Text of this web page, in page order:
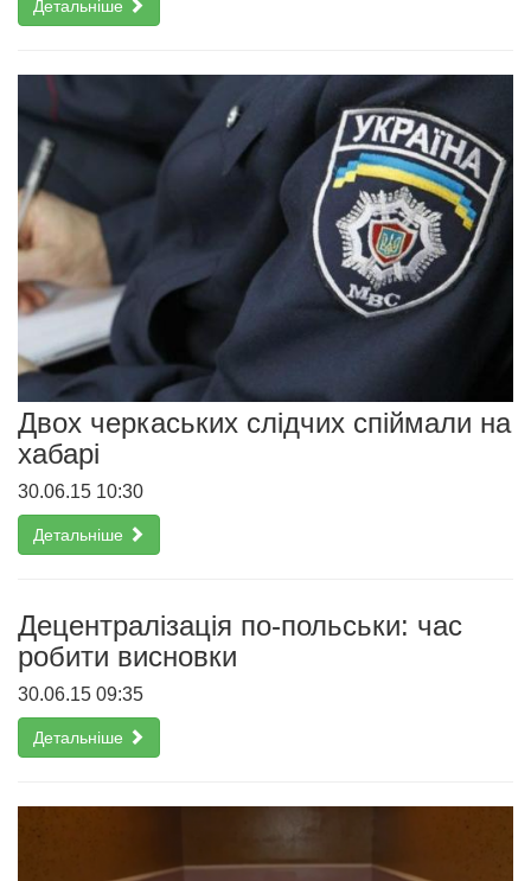
Детальніше
Двох черкаських слідчих спіймали на
хабарі
30.06.15 10:30
Детальніше
Децентралізація по-польськи: час
робити висновки
30.06.15 09:35
Детальніше